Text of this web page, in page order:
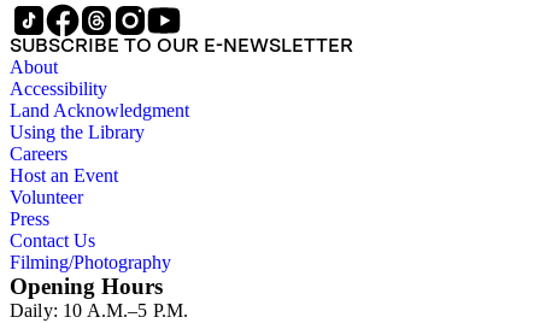
SUBSCRIBE TO OUR E-NEWSLETTER
About
Accessibility
Land Acknowledgment
Using the Library
Careers
Host an Event
Volunteer
Press
Contact Us
Filming/Photography
Opening Hours
Daily: 10 A.M.–5 P.M.